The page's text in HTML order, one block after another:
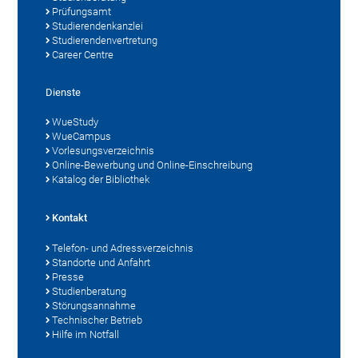
Prüfungsamt
Studierendenkanzlei
Studierendenvertretung
Career Centre
Dienste
WueStudy
WueCampus
Vorlesungsverzeichnis
Online-Bewerbung und Online-Einschreibung
Katalog der Bibliothek
Kontakt
Telefon- und Adressverzeichnis
Standorte und Anfahrt
Presse
Studienberatung
Störungsannahme
Technischer Betrieb
Hilfe im Notfall